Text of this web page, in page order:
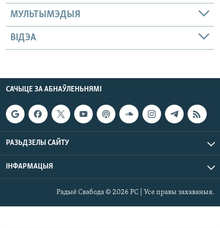
МУЛЬТЫМЭДЫЯ
ВІДЭА
САЧЫЦЕ ЗА АБНАЎЛЕНЬНЯМІ
РАЗЬДЗЕЛЫ САЙТУ
ІНФАРМАЦЫЯ
Радыё Свабода © 2026 РС | Усе правы захаваныя.